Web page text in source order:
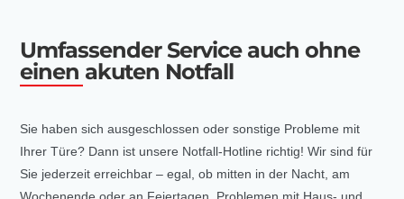
Umfassender Service auch ohne
einen akuten Notfall
Sie haben sich ausgeschlossen oder sonstige Probleme mit
Ihrer Türe? Dann ist unsere Notfall-Hotline richtig! Wir sind für
Sie jederzeit erreichbar – egal, ob mitten in der Nacht, am